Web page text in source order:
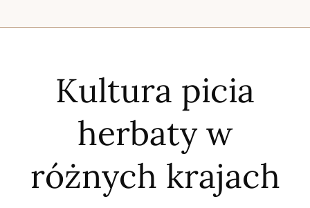
Kultura picia
herbaty w
różnych krajach